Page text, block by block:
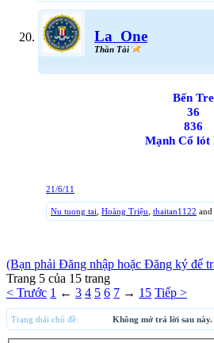
La_One
Thần Tài
Bến Tre
36
836
Mạnh Cổ lót
21/6/11
Nu tuong tai Hoàng Triệu thaitan1122 and
(Bạn phải Đăng nhập hoặc Đăng ký để
Trang 5 của 15 trang
< Trước 1 ← 3 4 5 6 7 → 15 Tiếp >
Trạng thái chủ đề: Không mở trả lời sau này.